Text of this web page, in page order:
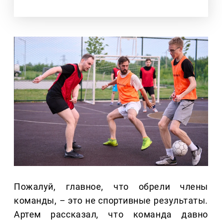
Пожалуй, главное, что обрели члены
команды, – это не спортивные результаты.
Артем рассказал, что команда давно